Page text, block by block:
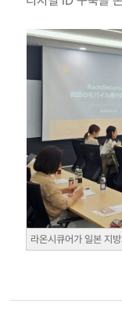
라온시큐어가 일본 지